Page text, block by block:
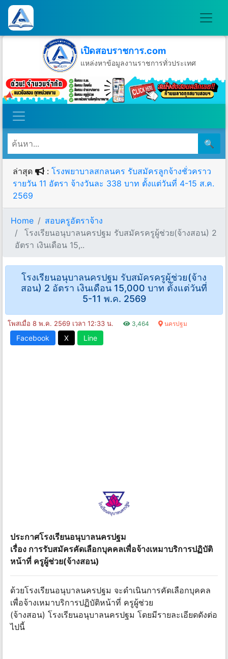
เปิดสอบราชการ.com
แหล่งหาข้อมูลงานราชการทั่วประเทศ
วันจันทร์ที่ 10 เดือนสิงหาคม พ.ศ.2569
🔍
ล่าสุด : โรงพยาบาลสกลนคร รับสมัครลูกจ้างชั่วคราว
รายวัน 11 อัตรา จ้างวันละ 338 บาท ตั้งแต่วันที่ 4-15 ส.ค.
2569
Home
สอบครูอัตราจ้าง
โรงเรียนอนุบาลนครปฐม รับสมัครครูผู้ช่วย(จ้างสอน) 2
อัตรา เงินเดือน 15,..
โรงเรียนอนุบาลนครปฐม รับสมัครครูผู้ช่วย(จ้าง
สอน) 2 อัตรา เงินเดือน 15,000 บาท ตั้งแต่วันที่
5-11 พ.ค. 2569
โพสเมื่อ 8 พ.ค. 2569 เวลา 12:33 น. 3,464 นครปฐม
Facebook X Line
ประกาศโรงเรียนอนุบาลนครปฐม
เรื่อง การรับสมัครคัดเลือกบุคคลเพื่อจ้างเหมาบริการปฏิบัติ
หน้าที่ ครูผู้ช่วย(จ้างสอน)
ด้วยโรงเรียนอนุบาลนครปฐม จะดำเนินการคัดเลือกบุคคล
เพื่อจ้างเหมาบริการปฏิบัติหน้าที่ ครูผู้ช่วย
(จ้างสอน) โรงเรียนอนุบาลนครปฐม โดยมีรายละเอียดดังต่อ
ไปนี้